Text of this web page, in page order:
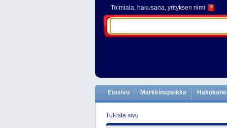
Toimiala, hakusana, yrityksen nimi ?
Etusivu Markkinapaikka Hakukone
Tulosta sivu